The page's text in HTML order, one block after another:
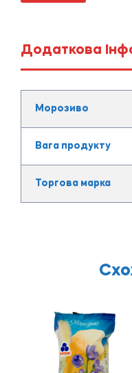
Додаткова
Морозиво
Вага продукту
Торгова марка